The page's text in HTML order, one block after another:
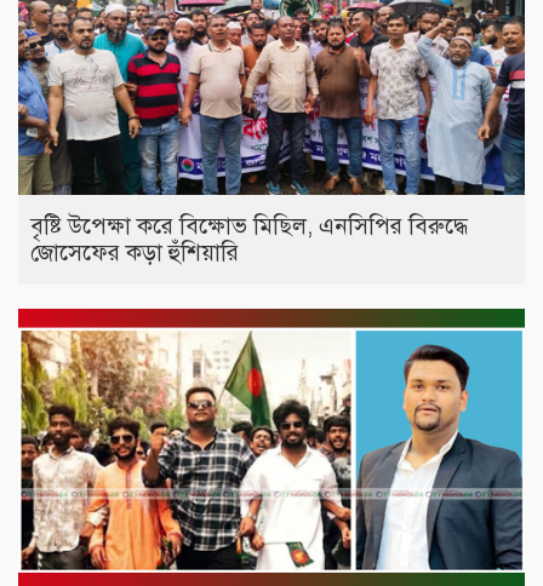
বৃষ্টি উপেক্ষা করে বিক্ষোভ মিছিল, এনসিপির বিরুদ্ধে
জোসেফের কড়া হুঁশিয়ারি